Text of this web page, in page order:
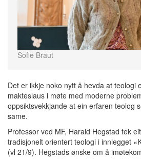
Sofie Braut
Det er ikkje noko nytt å hevda at teologi
makteslaus i møte med moderne
oppsiktsvekkjande at ein erfaren teolog
same.
Professor ved MF, Harald Hegstad tek
tradisjonelt orientert teologi i innlegget
(vl 21/9). Hegstads ønske om å